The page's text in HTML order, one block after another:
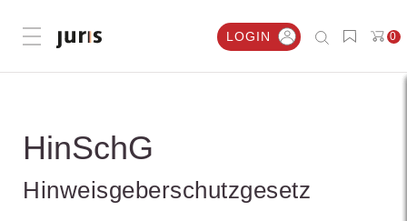
Menü öffnen LOGIN 0
HinSchG
Hinweisgeberschutzgesetz